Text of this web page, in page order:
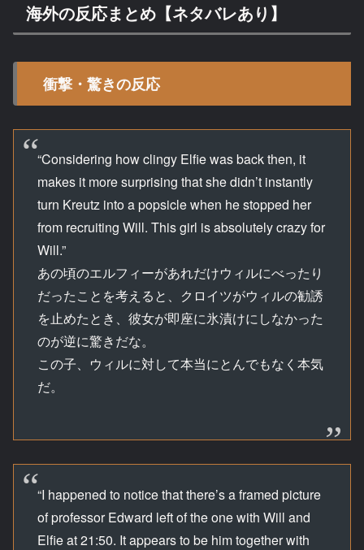
海外の反応まとめ【ネタバレあり】
衝撃・驚きの反応
“Considering how clingy Elfie was back then, it
makes it more surprising that she didn’t instantly
turn Kreutz into a popsicle when he stopped her
from recruiting Will. This girl is absolutely crazy for
Will.”
あの頃のエルフィーがあれだけウィルにべったり
だったことを考えると、クロイツがウィルの勧誘
を止めたとき、彼女が即座に氷漬けにしなかった
のが逆に驚きだな。
この子、ウィルに対して本当にとんでもなく本気
だ。
“I happened to notice that there’s a framed picture
of professor Edward left of the one with Will and
Elfie at 21:50. It appears to be him together with